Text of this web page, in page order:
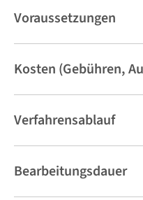
Voraussetzungen
Kosten (Gebühren,
Verfahrensablauf
Bearbeitungsdauer